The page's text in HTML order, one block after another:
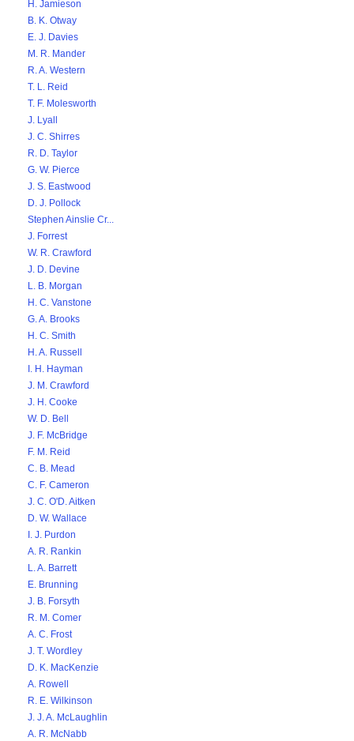
H. Jamieson
B. K. Otway
E. J. Davies
M. R. Mander
R. A. Western
T. L. Reid
T. F. Molesworth
J. Lyall
J. C. Shirres
R. D. Taylor
G. W. Pierce
J. S. Eastwood
D. J. Pollock
Stephen Ainslie Cr...
J. Forrest
W. R. Crawford
J. D. Devine
L. B. Morgan
H. C. Vanstone
G. A. Brooks
H. C. Smith
H. A. Russell
I. H. Hayman
J. M. Crawford
J. H. Cooke
W. D. Bell
J. F. McBridge
F. M. Reid
C. B. Mead
C. F. Cameron
J. C. O'D. Aitken
D. W. Wallace
I. J. Purdon
A. R. Rankin
L. A. Barrett
E. Brunning
J. B. Forsyth
R. M. Comer
A. C. Frost
J. T. Wordley
D. K. MacKenzie
A. Rowell
R. E. Wilkinson
J. J. A. McLaughlin
A. R. McNabb